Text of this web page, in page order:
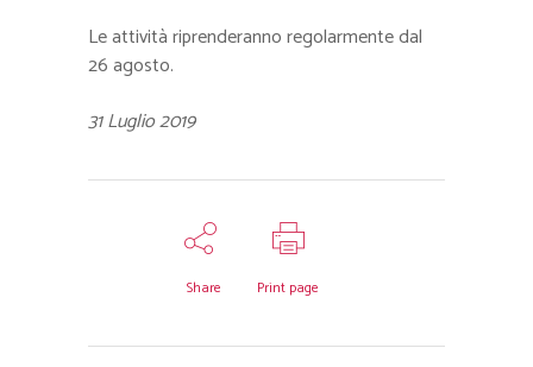
Le attività riprenderanno regolarmente dal
26 agosto.
31 Luglio 2019
Share Print page